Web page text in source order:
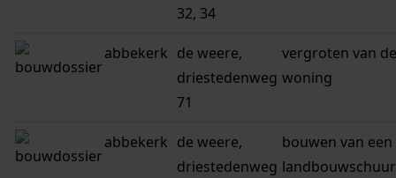
32, 34
abbekerk de weere,
driestedenweg
71
vergroten van de
woning
abbekerk de weere,
driestedenweg
bouwen van een
landbouwschuur